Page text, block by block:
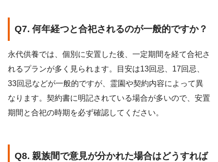
Q7. 何年経つと合祀されるのが一般的ですか？
永代供養では、個別に安置した後、一定期間を経て合祀さ
れるプランが多く見られます。目安は13回忌、17回忌、
33回忌などが一般的ですが、霊園や契約内容によって異
なります。契約書に明記されている場合が多いので、安置
期間と合祀の時期を必ず確認してください。
Q8. 親族間で意見が分かれた場合はどうすれば